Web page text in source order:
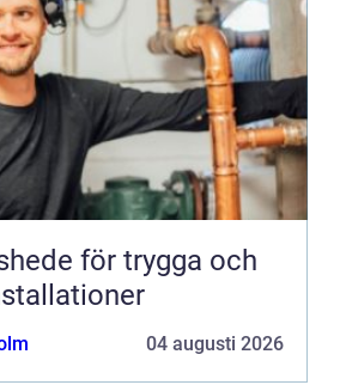
för trygga och
04 augusti 2026